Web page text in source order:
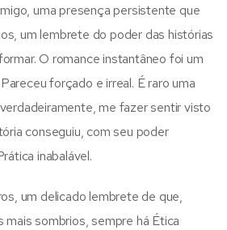
uma presença persistente que
um lembrete do poder das histórias
O romance instantâneo foi um
forçado e irreal. É raro uma
me fazer sentir visto
conseguiu, com seu poder
inabalável.
um delicado lembrete de que,
sombrios, sempre há Ética